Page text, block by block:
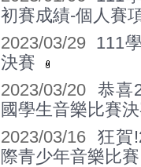
初賽成績-個人賽
2023/03/29 111
決賽
2023/03/20 恭喜
國學生音樂比賽
2023/03/16 狂賀
際青少年音樂比